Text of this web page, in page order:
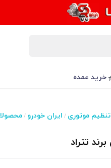
خرید عمده
تنظیم موتوری / ایران خودرو /